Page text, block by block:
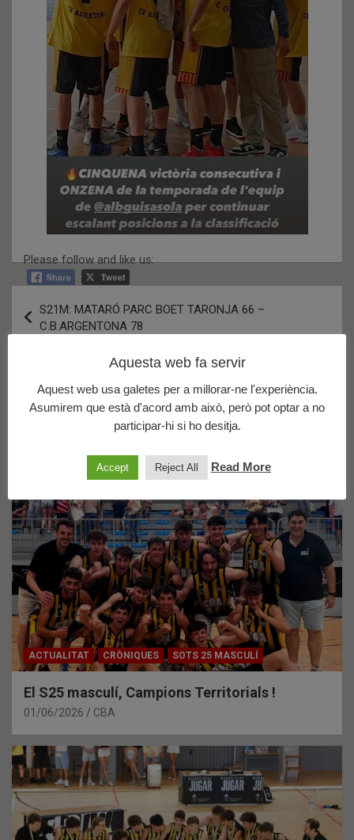
Please follow and like us:
d'entrades
S21M: MATARÓ PARC BOET TARONJA 66 –
C.B.ARGENTONA 78
SF: FINQUES EDUARD- CB. ARGENTONA 63 – CB
BANYOLES 28
ACTUALITAT CRÒNIQUES SOTS 25 MASCULÍ
El S25 masculí, Campions Territorials !
01/06/2026 CBA
Aquesta web fa servir
Aquest web usa galetes per a millorar-ne l'experiència.
Asumirem que està d'acord amb això, però pot optar a no
participar-hi si ho desitja.
Accept Reject All Read More